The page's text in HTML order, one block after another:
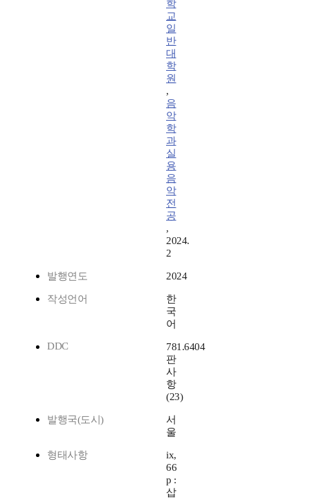
학
교
일
반
대
학
원
,
음
악
학
과
실
용
음
악
전
공
,
2024.
2
발행연도 2024
작성언어
한
국
어
DDC
781.6404
판
사
항
(23)
발행국(도시)
서
울
형태사항
ix,
66
p :
삽